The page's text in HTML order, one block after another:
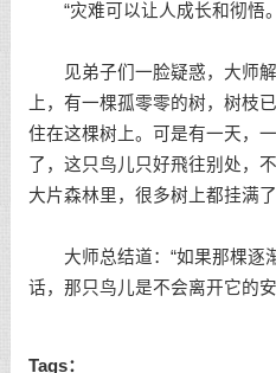
“灾难可以让人成长和彻悟。
见弟子们一脸疑惑，大师解
上，有一棵孤零零的树，树枝
住在这棵树上。可是有一天，
了，这只鸟儿只好飛往别处，
大片森林里，很多树上都挂满
大师总结道：“如果那棵逐
话，那只鸟儿是不会离开它的
Tags：